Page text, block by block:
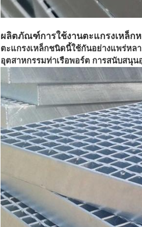
ผลิตภัณฑ์การใช้งานตะแกรงเหล็ก
ตะแกรงเหล็กชนิดนี้ใช้กันอย่างแพร่ห
อุตสาหกรรมท่าเรือพอร์ต การสนับสนุ